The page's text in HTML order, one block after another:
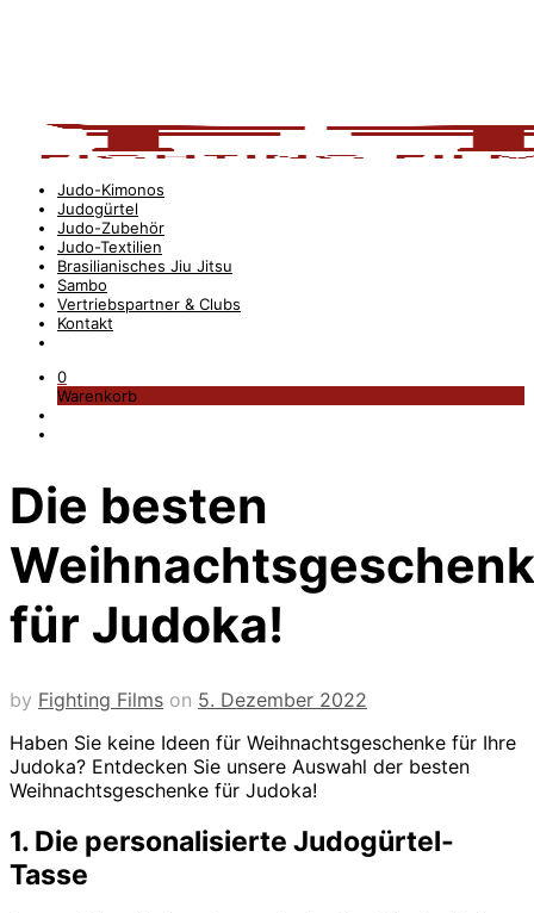
Judo-Kimonos
Judogürtel
Judo-Zubehör
Judo-Textilien
Brasilianisches Jiu Jitsu
Sambo
Vertriebspartner & Clubs
Kontakt
0
Warenkorb
Die besten
für Judoka!
by Fighting Films on 5. Dezember 2022
Haben Sie keine Ideen für Weihnachtsgeschenke für Ihre
Judoka? Entdecken Sie unsere Auswahl der besten
Weihnachtsgeschenke für Judoka!
1. Die personalisierte Judogürtel-
Tasse